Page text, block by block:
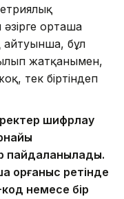
әзірге орташа
айтуынша, бұл
жатқанымен,
тек біртіндеп
шифрлау
пайдаланылады.
қорғаныс ретінде
немесе бір